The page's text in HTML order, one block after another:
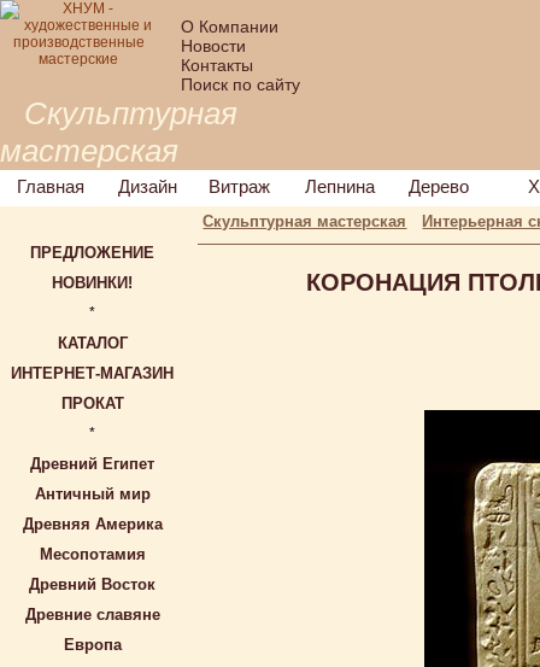
О Компании
Новости
Контакты
Поиск по сайту
Скульптурная
мастерская
Главная Дизайн Витраж Лепнина Дерево
Скульптурная мастерская
Интерьерная
ПРЕДЛОЖЕНИЕ
НОВИНКИ!
*
КАТАЛОГ
ИНТЕРНЕТ-МАГАЗИН
ПРОКАТ
*
Древний Египет
Античный мир
Древняя Америка
Месопотамия
Древний Восток
Древние славяне
Европа
КОРОНАЦИЯ